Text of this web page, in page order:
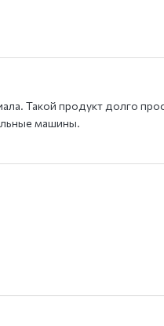
Такой продукт долго
машины.